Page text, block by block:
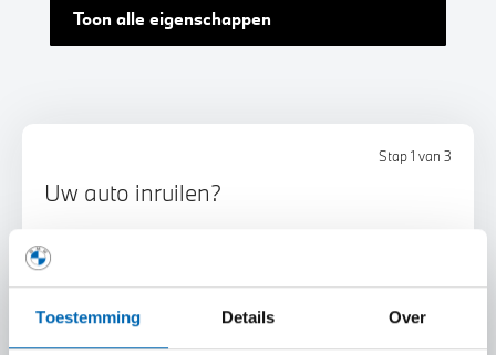
Toestemming Details Over
Stap 1 van 3
Uw auto inruilen?
Toon alle eigenschappen